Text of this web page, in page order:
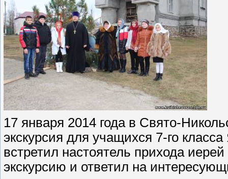
17 января 2014 года в Свято-
экскурсия для учащихся 7-го
встретил настоятель прихода
экскурсию и ответил на